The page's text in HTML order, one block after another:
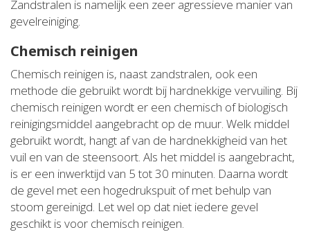
Zandstralen is namelijk een zeer agressieve manier van
gevelreiniging.
Chemisch reinigen
Chemisch reinigen is, naast zandstralen, ook een
methode die gebruikt wordt bij hardnekkige vervuiling. Bij
chemisch reinigen wordt er een chemisch of biologisch
reinigingsmiddel aangebracht op de muur. Welk middel
gebruikt wordt, hangt af van de hardnekkigheid van het
vuil en van de steensoort. Als het middel is aangebracht,
is er een inwerktijd van 5 tot 30 minuten. Daarna wordt
de gevel met een hogedrukspuit of met behulp van
stoom gereinigd. Let wel op dat niet iedere gevel
geschikt is voor chemisch reinigen.